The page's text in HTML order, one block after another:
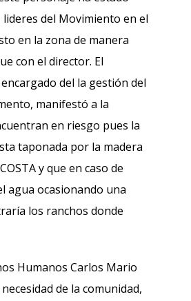
del Movimiento en el
en la zona de manera
con el director. El
del la gestión del
manifestó a la
en riesgo pues la
taponada por la madera
y que en caso de
agua ocasionando una
los ranchos donde
Humanos Carlos Mario
de la comunidad,